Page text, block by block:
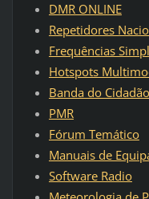
DMR ONLINE
Repetidores
Frequências
Hotspots
Banda do Cidadão
PMR
Fórum Temático
Manuais de
Software Radio